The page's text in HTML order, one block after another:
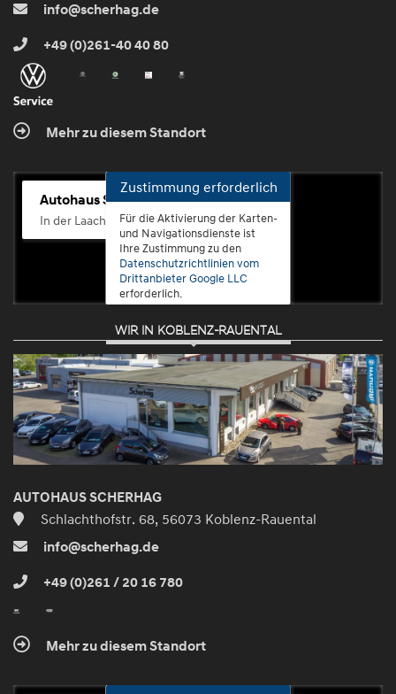
info@scherhag.de
+49 (0)261-40 40 80
Mehr zu diesem Standort
Autohaus Scherhag
In der Laach 76, 56072 Koblenz-Güls
Zustimmung erforderlich
Für die Aktivierung der Karten-
und Navigationsdienste ist
Ihre Zustimmung zu den
Datenschutzrichtlinien vom
Drittanbieter Google LLC
erforderlich.
Zustimmen
und
aktivieren
WIR IN KOBLENZ-RAUENTAL
AUTOHAUS SCHERHAG
Schlachthofstr. 68, 56073 Koblenz-Rauental
info@scherhag.de
+49 (0)261 / 20 16 780
Mehr zu diesem Standort